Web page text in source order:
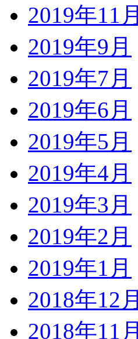
2019年11月
2019年9月
2019年7月
2019年6月
2019年5月
2019年4月
2019年3月
2019年2月
2019年1月
2018年12月
2018年11月